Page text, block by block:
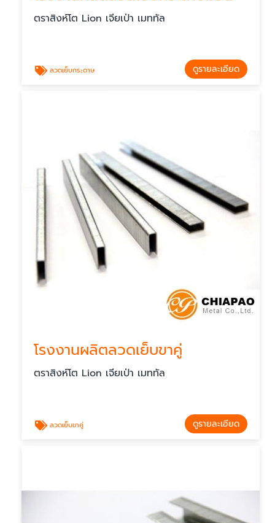
ตราสิงห์โต Lion เจียเป่า เมททัล
ลวดเย็บกระดาษ ดูรายละเอียด
โรงงานผลิตลวดเย็บขาคู่
ตราสิงห์โต Lion เจียเป่า เมททัล
ลวดเย็บขาคู่ ดูรายละเอียด